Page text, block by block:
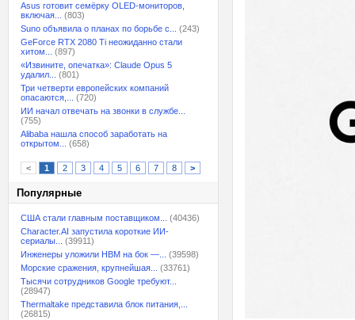
Asus готовит семёрку OLED-мониторов,
включая...
(803)
Suno объявила о планах по борьбе с...
(243)
GeForce RTX 2080 Ti неожиданно стали
хитом...
(897)
«Извините, опечатка»: Claude Opus 5
удалил...
(801)
Три четверти европейских компаний
опасаются,...
(720)
ИИ начал отвечать на звонки в службе...
(755)
Alibaba нашла способ заработать на
открытом...
(658)
< 1 2 3 4 5 6 7 8 >
Популярные
США стали главным поставщиком...
(40436)
Character.AI запустила короткие ИИ-
сериалы...
(39911)
Инженеры уложили HBM на бок —...
(39598)
Морские сражения, крупнейшая...
(33761)
Тысячи сотрудников Google требуют...
(28947)
Thermaltake представила блок питания,...
(26815)